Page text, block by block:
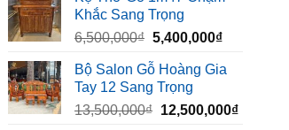
3,500,000₫.
Khắc Sang Trọng
6,500,000₫ Giá
là:
6,500,000₫.
5,400,000₫Giá
tại
Bộ Salon Gỗ Hoàng Gia
Tay 12 Sang Trọng
13,500,000₫ Giá
12,500,000₫Giá